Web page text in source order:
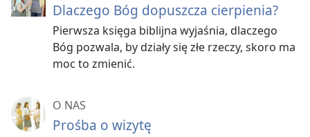
Dlaczego Bóg dopuszcza cierpienia?
Pierwsza księga biblijna wyjaśnia, dlaczego
Bóg pozwala, by działy się złe rzeczy, skoro ma
moc to zmienić.
O NAS
Prośba o wizytę